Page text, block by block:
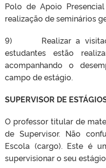
Polo de Apoio
realização de seminários
9) Realizar a
estudantes estão
acompanhando o
campo de estágio.
SUPERVISOR DE
O professor titular de
de Supervisor. Não
Escola (cargo). Este é
supervisionar o seu